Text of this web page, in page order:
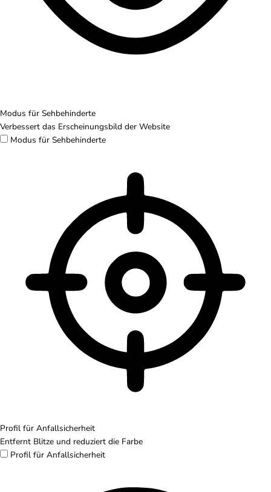
Modus für Sehbehinderte
Verbessert das Erscheinungsbild der Website
Modus für Sehbehinderte
Profil für Anfallsicherheit
Entfernt Blitze und reduziert die Farbe
Profil für Anfallsicherheit